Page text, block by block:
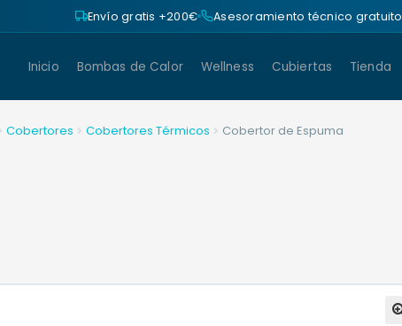
Envío gratis +200€ Asesoramiento técnico gratuito
Inicio Bombas de Calor Wellness Cubiertas Tienda
Cobertores Cobertores Térmicos Cobertor de Espuma